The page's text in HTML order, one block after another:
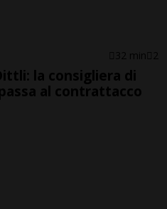
32 min 2
la consigliera di
al contrattacco